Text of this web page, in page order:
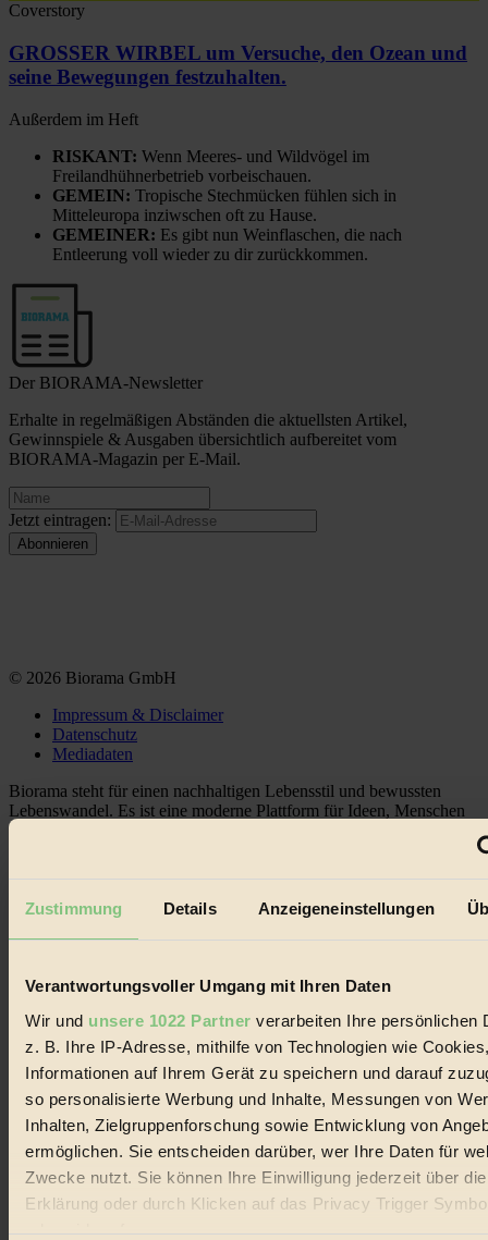
Zustimmung Details Anzeigeneinstellungen
Verantwortungsvoller Umgang mit Ihren Daten
Wir und unsere 1022 Partner verarbeiten Ihre persönlichen
z. B. Ihre IP-Adresse, mithilfe von Technologien wie
Informationen auf Ihrem Gerät zu speichern und darauf
so personalisierte Werbung und Inhalte, Messungen von
Inhalten, Zielgruppenforschung sowie Entwicklung von
ermöglichen. Sie entscheiden darüber, wer Ihre Daten für
Zwecke nutzt. Sie können Ihre Einwilligung jederzeit über
Erklärung oder durch Klicken auf das Privacy Trigger
oder widerrufen
Coverstory
GROSSER WIRBEL um Versuche, den Ozean und
seine Bewegungen festzuhalten.
Außerdem im Heft
RISKANT: Wenn Meeres- und Wildvögel im
Freilandhühnerbetrieb vorbeischauen.
GEMEIN: Tropische Stechmücken fühlen sich in
Mitteleuropa inziwschen oft zu Hause.
GEMEINER: Es gibt nun Weinflaschen, die nach
Entleerung voll wieder zu dir zurückkommen.
Der BIORAMA-Newsletter
Erhalte in regelmäßigen Abständen die aktuellsten Artikel,
Gewinnspiele & Ausgaben übersichtlich aufbereitet vom
BIORAMA-Magazin per E-Mail.
Jetzt eintragen:
© 2026 Biorama GmbH
Impressum & Disclaimer
Datenschutz
Mediadaten
Biorama steht für einen nachhaltigen Lebensstil und bewussten
Lebenswandel. Es ist eine moderne Plattform für Ideen, Menschen
und Produkte, ein Leitfaden im schnell wachsenden Markt des
Social Media
3.415 Follower auf Twitter
Themen
Bio
Nachhaltigkeit